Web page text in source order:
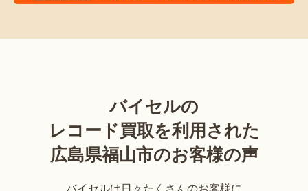
バイセルの
レコード買取を利用された
広島県福山市のお客様の声
バイセルは日々たくさんのお客様に